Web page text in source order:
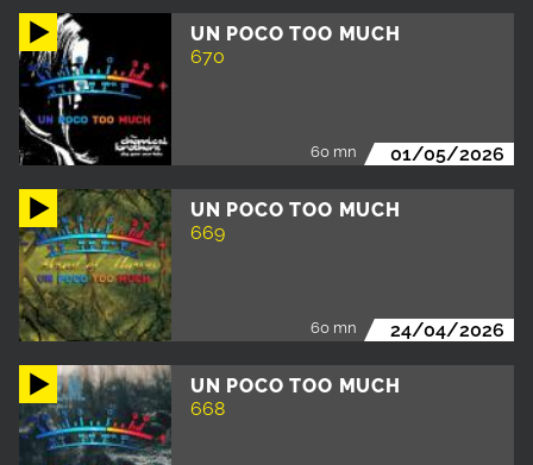
UN POCO TOO MUCH
670
60 mn 01/05/2026
UN POCO TOO MUCH
669
60 mn 24/04/2026
UN POCO TOO MUCH
668